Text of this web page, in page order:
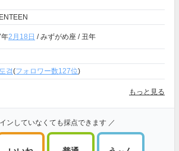
2月18日 / みずがめ座 / 丑年
도겸(フォロワー数127位)
もっと見る
ンしていなくても採点できます ／